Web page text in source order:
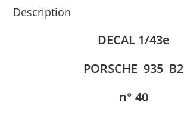
Description
DECAL 1/43e
PORSCHE 935 B2
n° 40